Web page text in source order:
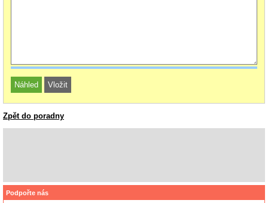
Zpět do poradny
Podpořte nás